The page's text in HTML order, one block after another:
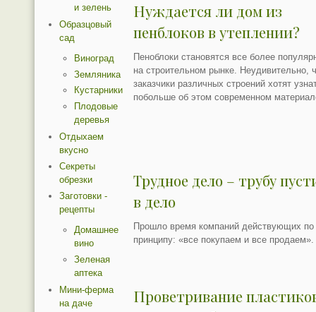
Нуждается ли дом из
пенблоков в утеплении?
Пеноблоки становятся все более
на строительном рынке. Неудивительно,
заказчики различных строений хотят
побольше об этом современном
Трудное дело – трубу
в дело
Прошло время компаний действующих по
принципу: «все покупаем и все продаем».
Проветривание
и зелень
Образцовый
сад
Виноград
Земляника
Кустарники
Плодовые
деревья
Отдыхаем
вкусно
Секреты
обрезки
Заготовки -
рецепты
Домашнее
вино
Зеленая
аптека
Мини-ферма
на даче